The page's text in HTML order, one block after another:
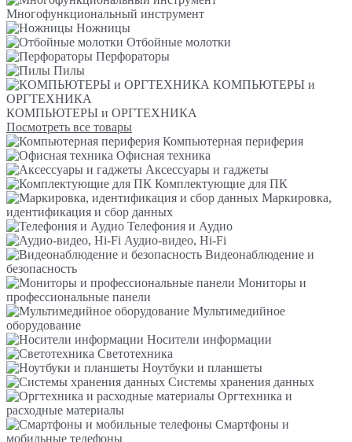
Многофункциональный инструмент
Ножницы
Отбойные молотки
Перфораторы
Пилы
КОМПЬЮТЕРЫ и
ОРГТЕХНИКА
КОМПЬЮТЕРЫ и ОРГТЕХНИКА
Посмотреть все товары
Компьютерная периферия
Офисная техника
Аксессуары и гаджеты
Комплектующие для ПК
Маркировка,
идентификация и сбор данных
Телефония и Аудио
Аудио-видео, Hi-Fi
Видеонаблюдение и
безопасность
Мониторы и
профессиональные панели
Мультимедийное
оборудование
Носители информации
Светотехника
Ноутбуки и планшеты
Системы хранения данных
Оргтехника и
расходные материалы
Смартфоны и
мобильные телефоны